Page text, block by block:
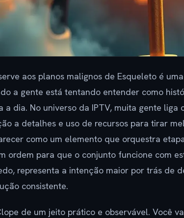
aos planos malignos de Esqueleto é
a gente está tentando entender como
dia. No universo da IPTV, muita gente liga
a detalhes e uso de recursos para tirar
como um elemento que orquestra
ordem para que o conjunto funcione com
representa a intenção maior por trás de
consistente.
de um jeito prático e observável. Você